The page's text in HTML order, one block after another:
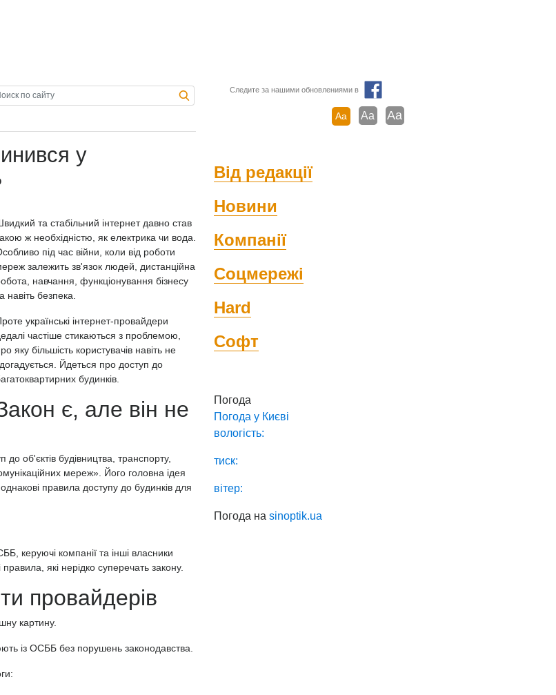
Следите за нашими обновлениями в
Aa Aa Aa
у
та стабільний інтернет давно став
ж необхідністю, як електрика чи вода.
під час війни, коли від роботи
залежить зв'язок людей, дистанційна
навчання, функціонування бізнесу
навіть безпека.
українські інтернет-провайдери
частіше стикаються з проблемою,
яку більшість користувачів навіть не
Йдеться про доступ до
будинків.
є, але він не
об'єктів будівництва, транспорту,
мереж». Його головна ідея
правила доступу до будинків для
керуючі компанії та інші власники
які нерідко суперечать закону.
провайдерів
картину.
із ОСББ без порушень законодавства.
Від редакції
Новини
Компанії
Соцмережі
Hard
Софт
Погода
Погода у Києві
вологість:
тиск:
вітер:
Погода наsinoptik.ua